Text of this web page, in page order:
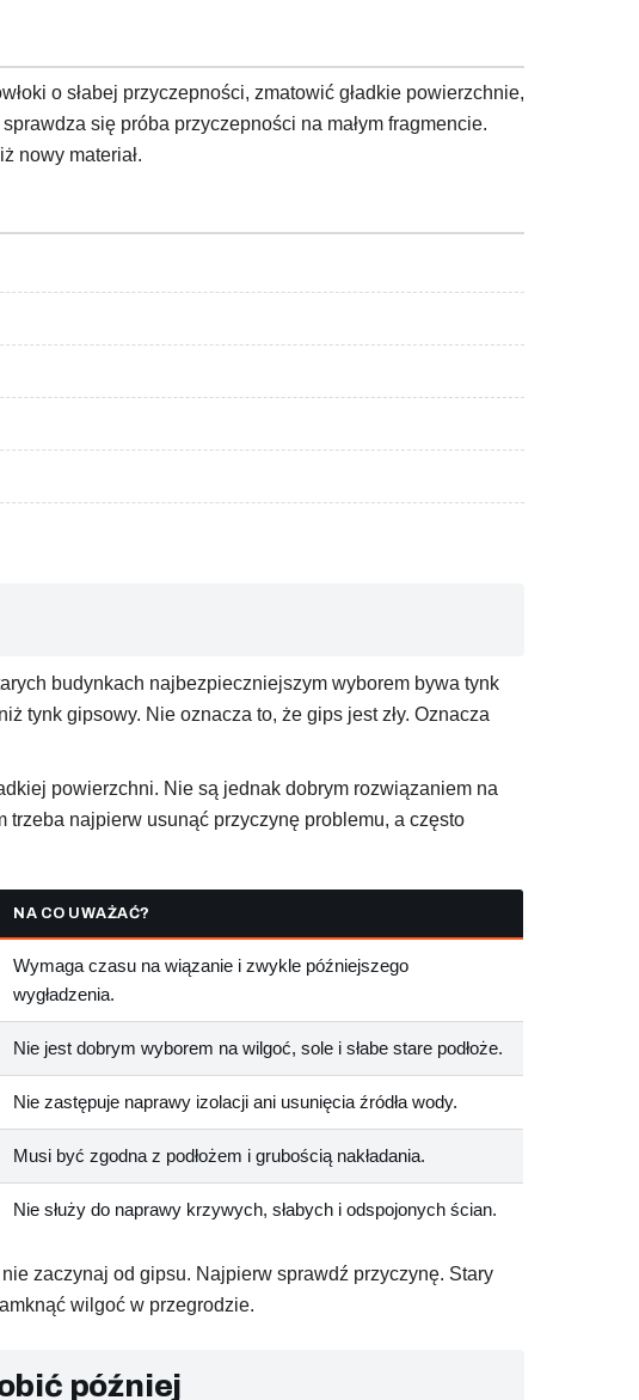
o słabej przyczepności, zmatowić gładkie powierzchnie,
się próba przyczepności na małym fragmencie.
nowy materiał.
budynkach najbezpieczniejszym wyborem bywa tynk
tynk gipsowy. Nie oznacza to, że gips jest zły. Oznacza
powierzchni. Nie są jednak dobrym rozwiązaniem na
najpierw usunąć przyczynę problemu, a często
NA CO UWAŻAĆ?
Wymaga czasu na wiązanie i zwykle późniejszego
wygładzenia.
Nie jest dobrym wyborem na wilgoć, sole i słabe stare podłoże.
Nie zastępuje naprawy izolacji ani usunięcia źródła wody.
Musi być zgodna z podłożem i grubością nakładania.
Nie służy do naprawy krzywych, słabych i odspojonych ścian.
zaczynaj od gipsu. Najpierw sprawdź przyczynę. Stary
wilgoć w przegrodzie.
później